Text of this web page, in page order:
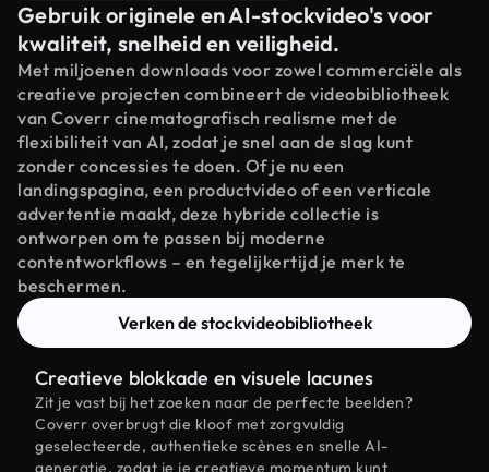
Gebruik originele en AI-stockvideo's voor
kwaliteit, snelheid en veiligheid.
Met miljoenen downloads voor zowel commerciële als
creatieve projecten combineert de videobibliotheek
van Coverr cinematografisch realisme met de
flexibiliteit van AI, zodat je snel aan de slag kunt
zonder concessies te doen. Of je nu een
landingspagina, een productvideo of een verticale
advertentie maakt, deze hybride collectie is
ontworpen om te passen bij moderne
contentworkflows – en tegelijkertijd je merk te
beschermen.
Verken de stockvideobibliotheek
Creatieve blokkade en visuele lacunes
Zit je vast bij het zoeken naar de perfecte beelden?
Coverr overbrugt die kloof met zorgvuldig
geselecteerde, authentieke scènes en snelle AI-
generatie, zodat je je creatieve momentum kunt